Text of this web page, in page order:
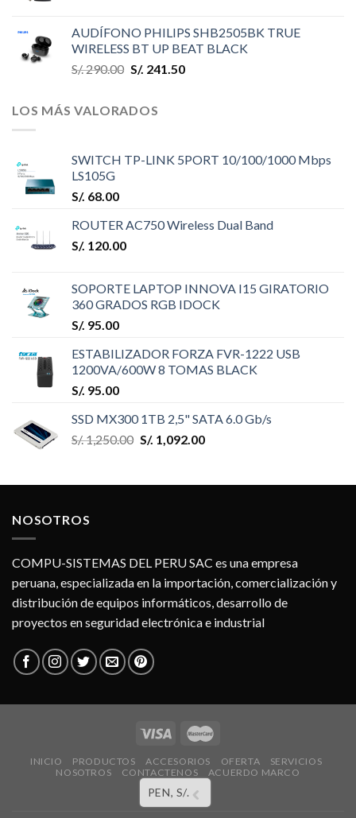
AUDÍFONO PHILIPS SHB2505BK TRUE
WIRELESS BT UP BEAT BLACK
S/.290.00 S/. 241.50
LOS MÁS VALORADOS
SWITCH TP-LINK 5PORT 10/100/1000 Mbps
LS105G
S/. 68.00
ROUTER AC750 Wireless Dual Band
S/. 120.00
SOPORTE LAPTOP INNOVA I15 GIRATORIO
360 GRADOS RGB IDOCK
S/. 95.00
ESTABILIZADOR FORZA FVR-1222 USB
1200VA/600W 8 TOMAS BLACK
S/. 95.00
SSD MX300 1TB 2,5" SATA 6.0 Gb/s
S/.1,250.00 S/. 1,092.00
NOSOTROS
COMPU-SISTEMAS DEL PERU SAC es una empresa
peruana, especializada en la importación, comercialización y
distribución de equipos informáticos, desarrollo de
proyectos en seguridad electrónica e industrial
INICIO PRODUCTOS ACCESORIOS OFERTA
SERVICIOS
NOSOTROS
CONTACTENOS ACUERDO MARCO
PEN, S/.